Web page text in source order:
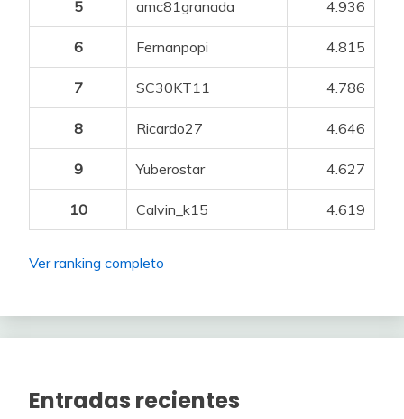
5 amc81granada 4.936
6 Fernanpopi 4.815
7 SC30KT11 4.786
8 Ricardo27 4.646
9 Yuberostar 4.627
10 Calvin_k15 4.619
Ver ranking completo
Entradas recientes